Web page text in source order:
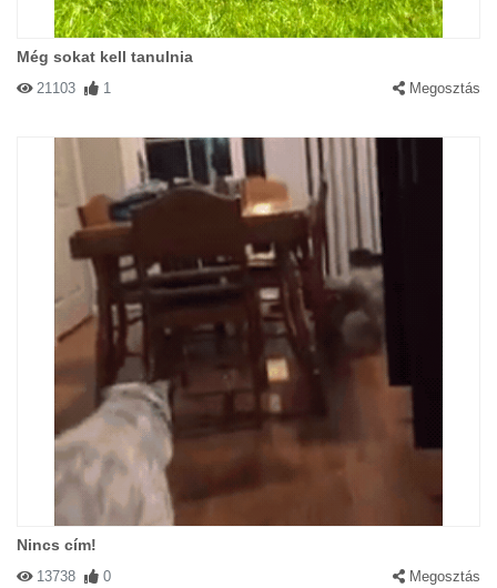
Még sokat kell tanulnia
21103 1 Megosztás
Nincs cím!
13738 0 Megosztás